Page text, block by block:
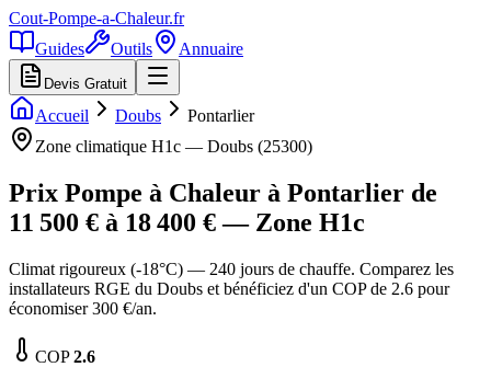
Cout-Pompe-a-Chaleur.fr
Guides
Outils Annuaire
Devis Gratuit
Accueil Doubs
Pontarlier
Zone climatique H1c — Doubs (25300)
Prix Pompe à Chaleur à Pontarlier de
11 500 € à 18 400 € — Zone H1c
Climat rigoureux (-18°C) — 240 jours de chauffe. Comparez les
installateurs RGE du Doubs et bénéficiez d'un COP de 2.6 pour
économiser 300 €/an.
COP2.6